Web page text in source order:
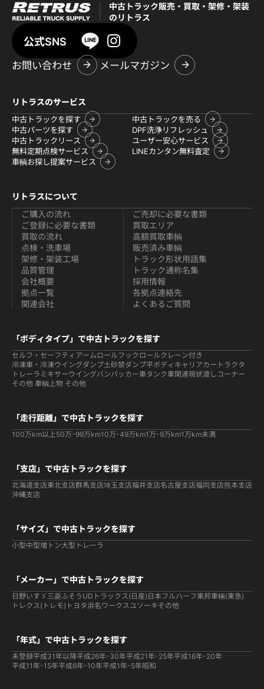
中古トラック販売・買取・架修・架装
のリトラス
公式SNS
お問い合わせ
メールマガジン
リトラスのサービス
中古トラックを探す
中古トラックを売る
中古パーツを探す
DPF洗浄リフレッシュ
中古トラックリース
ユーザー安心サービス
無料定期点検サービス
LINEカンタン無料査定
車輌お探し提案サービス
リトラスについて
ご購入の流れ
ご登録に必要な書類
買取の流れ
ご売却に必要な書類
買取エリア
高額買取車輌
点検・洗車場
架修・架装工場
品質管理
販売済み車輌
トラック形状用語集
トラック通称名集
会社概要
拠点一覧
関連会社
採用情報
各拠点連絡先
よくあるご質問
「ボディタイプ」で中古トラックを探す
セルフ・セーフティ アームロールフックロールクレーン付き
冷凍車・冷凍ウイングダンプ土砂禁ダンプ平ボディ キャリアカー トラクタ
トレーラ ミキサーウイングバンパッカー車タンク車関連現状渡しコーナー
その他 車輌 上物 その他
「走行距離」で中古トラックを探す
100万km以上50万-99万km10万-49万km1万-9万km1万km未満
「支店」で中古トラックを探す
北海道支店東北支店群馬支店埼玉支店福井支店名古屋支店福岡支店熊本支店
沖縄支店
「サイズ」で中古トラックを探す
小型中型増トン大型 トレーラ
「メーカー」で中古トラックを探す
日野いすゞ 三菱ふそう UDトラックス(日産) 日本フルハーフ 東邦車輛(東急)
トレクス(トレモ) トヨタ浜名ワークス ユソーキその他
「年式」で中古トラックを探す
未登録平成31年以降平成26年-30年平成21年-25年平成16年-20年
平成11年-15年平成6年-10年平成1年-5年昭和